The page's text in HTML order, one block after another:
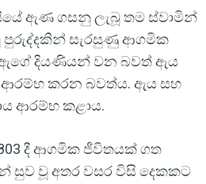
ඇණ ගසනු ලැබූ තම ස්වාමින්
පුරුද්දකින් සැරසුණු ආගමික
ඇගේ දියණියන් වන බවත් ඇය
ආරම්භ කරන බවත්ය. ඇය සහ
ආරම්භ කළාය.
දී ආගමික ජීවිතයක් ගත
සුව වූ අතර වසර විසි දෙකකට